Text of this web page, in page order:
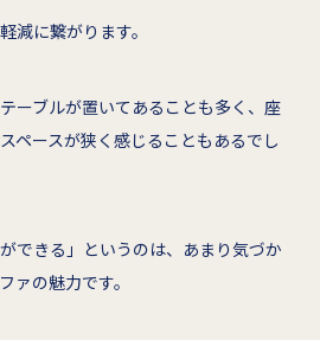
減に繋がります。
ーブルが置いてあることも多く、座
ペースが狭く感じることもあるでし
できる」というのは、あまり気づか
ァの魅力です。